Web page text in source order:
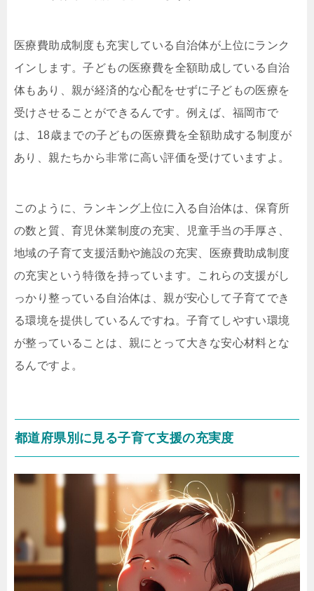
医療費助成制度も充実している自治体が上位にランク
インします。子どもの医療費を全額助成している自治
体もあり、親が経済的な心配をせずに子どもの医療を
受けさせることができるんです。例えば、福岡市で
は、18歳までの子どもの医療費を全額助成する制度が
あり、親たちから非常に高い評価を受けていますよ。
このように、ランキング上位に入る自治体は、保育所
の数と質、育児休業制度の充実、児童手当の手厚さ、
地域の子育て支援活動や施設の充実、医療費助成制度
の充実という特徴を持っています。これらの支援がし
っかり整っている自治体は、親が安心して子育てでき
る環境を提供しているんですね。子育てしやすい環境
が整っていることは、親にとって大きな安心材料とな
るんですよ。
都道府県別に見る子育て支援の充実度